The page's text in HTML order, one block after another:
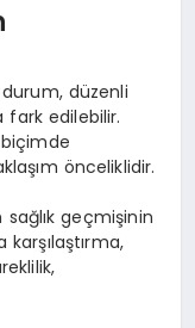
düzenli
fark edilebilir.
önceliklidir.
geçmişinin